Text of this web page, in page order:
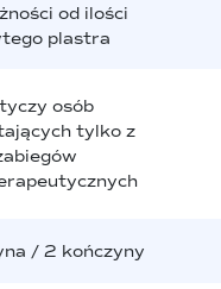
od ilości
plastra
osób
tylko z
/ 2 kończyny